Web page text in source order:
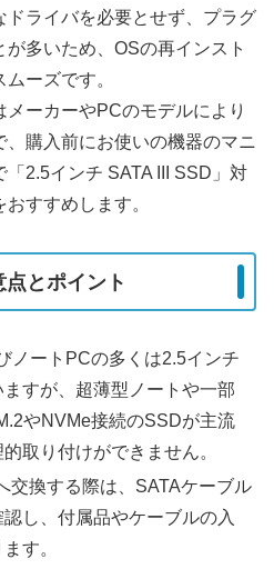
ライバを必要とせず、プラグ
多いため、OSの再インスト
ーズです。
ーカーやPCのモデルにより
購入前にお使いの機器のマニ
「2.5インチ SATA III SSD」対
すすめします。
とポイント
ノートPCの多くは2.5インチ
ますが、超薄型ノートや一部
やNVMe接続のSSDが主流
取り付けができません。
交換する際は、SATAケーブル
し、付属品やケーブルの入
す。